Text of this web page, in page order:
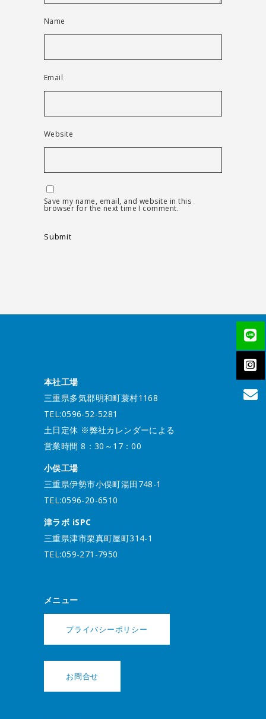
Name
Email
Website
Save my name, email, and website in this
browser for the next time I comment.
本社工場
三重県多気郡明和町蓑村1168
TEL:0596-52-5281
土日定休 ※弊社カレンダーによる
営業時間 8：30～17：00
小俣工場
三重県伊勢市小俣町湯田748-1
TEL:0596-20-6510
津ラボ iSPC
三重県津市栗真町屋町314-1
TEL:059-271-7950
メニュー
プライバシーポリシー
お問合せ